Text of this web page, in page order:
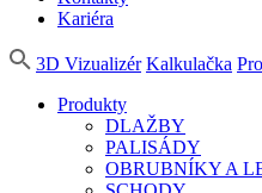
Kariéra
3D Vizualizér Kalkulačka
Produkty
DLAŽBY
PALISÁDY
OBRUBNÍKY A